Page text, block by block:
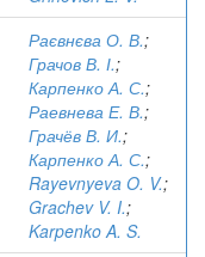
Раєвнєва О. В.;
Грачов В. І.;
Карпенко А. С.;
Раевнева Е. В.;
Грачёв В. И.;
Карпенко А. С.;
Rayevnyeva O. V.;
Grachev V. I.;
Karpenko A. S.